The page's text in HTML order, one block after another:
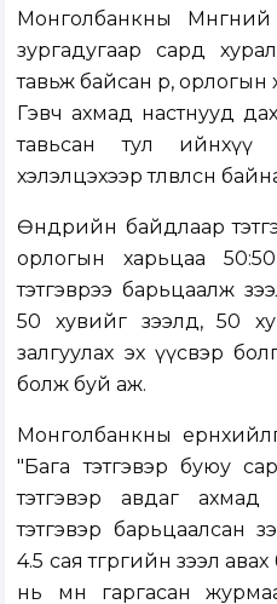
Монголбанкны Мөнгөний
зургадугаар сард
тавьж байсан өр,
Гэвч ахмад настнууд
тавьсан тул ийнхүү
хэлэлцэхээр төлөвлөсөн
Өнөөдрийн байдлаар
орлогын харьцаа
тэтгэврээ барьцаалж
50 хувийг зээлд, 50
залгуулах эх үүсвэр
болж буй аж.
Монголбанкны
"Бага тэтгэвэр буюу
тэтгэвэр авдаг
тэтгэвэр барьцаалсан
4.5 сая төгрөгийн зээл
нь өмнө гаргасан